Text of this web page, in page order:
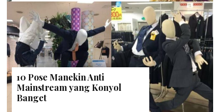
10 Pose Manekin Anti
Mainstream yang Konyol
Banget